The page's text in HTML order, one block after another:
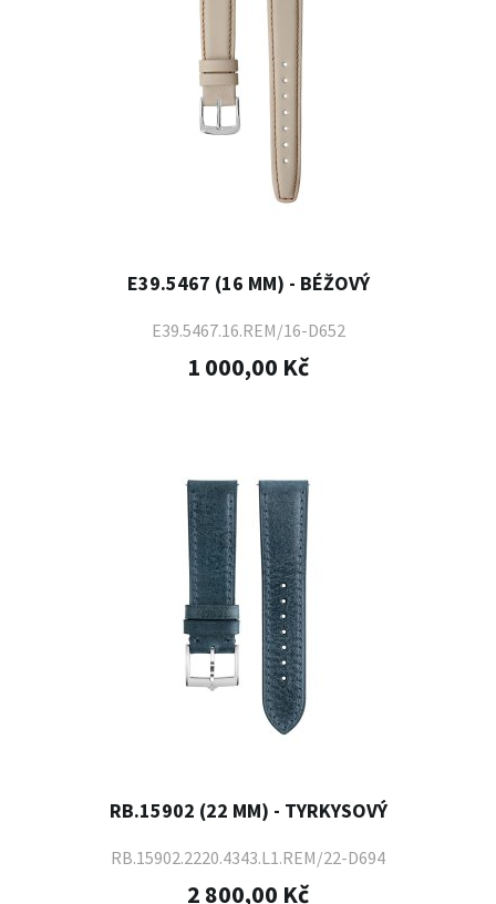
E39.5467 (16 MM) - BÉŽOVÝ
E39.5467.16.REM/16-D652
1 000,00 Kč
RB.15902 (22 MM) - TYRKYSOVÝ
RB.15902.2220.4343.L1.REM/22-D694
2 800,00 Kč